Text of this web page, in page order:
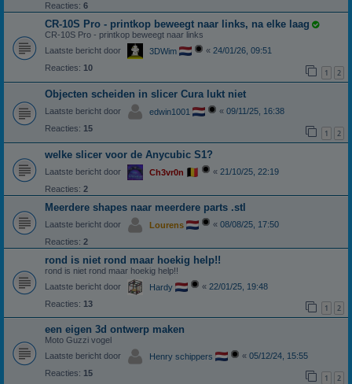
Reacties: 6
CR-10S Pro - printkop beweegt naar links, na elke laag
CR-10S Pro - printkop beweegt naar links
Laatste bericht door
3DWim « 24/01/26, 09:51
Reacties: 10 1 2
Objecten scheiden in slicer Cura lukt niet
Laatste bericht door edwin1001 « 09/11/25, 16:38
Reacties: 15 1 2
welke slicer voor de Anycubic S1?
Laatste bericht door Ch3vr0n « 21/10/25, 22:19
Reacties: 2
Meerdere shapes naar meerdere parts .stl
Laatste bericht door Lourens « 08/08/25, 17:50
Reacties: 2
rond is niet rond maar hoekig help!!
rond is niet rond maar hoekig help!!
Laatste bericht door
Hardy « 22/01/25, 19:48
Reacties: 13 1 2
een eigen 3d ontwerp maken
Moto Guzzi vogel
Laatste bericht door
Henry schippers « 05/12/24, 15:55
Reacties: 15 1 2